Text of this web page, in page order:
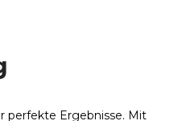
perfekte Ergebnisse. Mit